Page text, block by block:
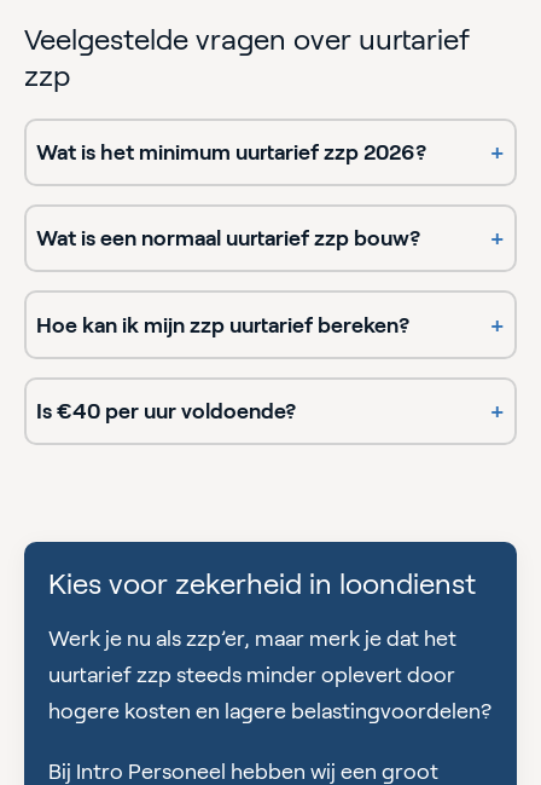
Veelgestelde vragen over uurtarief
zzp
Wat is het minimum uurtarief zzp 2026? +
Wat is een normaal uurtarief zzp bouw? +
Hoe kan ik mijn zzp uurtarief bereken? +
Is €40 per uur voldoende? +
Kies voor zekerheid in loondienst
Werk je nu als zzp’er, maar merk je dat het
uurtarief zzp steeds minder oplevert door
hogere kosten en lagere belastingvoordelen?
Bij Intro Personeel hebben wij een groot